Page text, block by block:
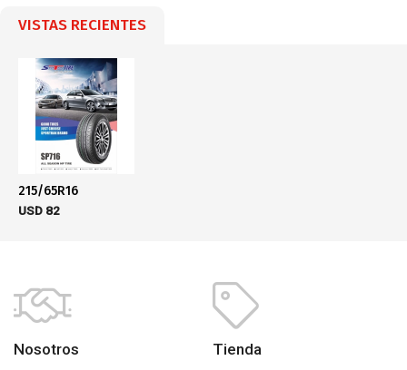
VISTAS RECIENTES
215/65R16
USD 82
Nosotros Tienda